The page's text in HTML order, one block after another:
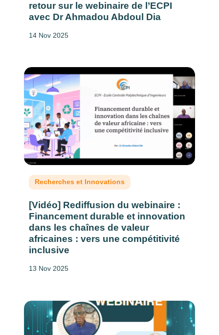
retour sur le webinaire de l’ECPI
avec Dr Ahmadou Abdoul Dia
14 Nov 2025
Recherches et Innovations
[Vidéo] Rediffusion du webinaire :
Financement durable et innovation
dans les chaînes de valeur
africaines : vers une compétitivité
inclusive
13 Nov 2025